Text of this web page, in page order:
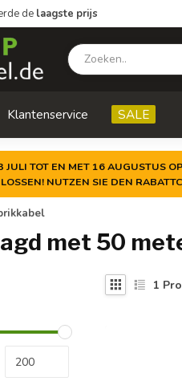
de laagste prijs
Klantenservice SALE
JULI TOT EN MET 16 AUGUSTUS
NUTZEN SIE DEN
met 50
1